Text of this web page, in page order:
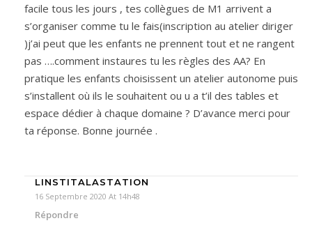
facile tous les jours , tes collègues de M1 arrivent a
s’organiser comme tu le fais(inscription au atelier diriger
)j’ai peut que les enfants ne prennent tout et ne rangent
pas ….comment instaures tu les règles des AA? En
pratique les enfants choisissent un atelier autonome puis
s’installent où ils le souhaitent ou u a t’il des tables et
espace dédier à chaque domaine ? D’avance merci pour
ta réponse. Bonne journée .
LINSTITALASTATION
16 Septembre 2020 At 14h48
Répondre